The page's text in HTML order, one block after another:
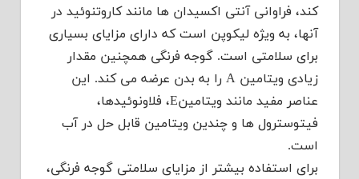
کند، فراوانی آنتی اکسیدان ها مانند کاروتنوئید در
آنها، به ویژه لیکوپن است که دارای مزایای بسیاری
برای سلامتی است. گوجه فرنگی همچنین مقدار
زیادی ویتامین A را به بدن عرضه می کند. این
عناصر مفید مانند ویتامینE، فلاونوئیدها،
فیتوسترول ها و چندین ویتامین قابل حل در آب
است.
برای استفاده بیشتر از مزایای سلامتی گوجه فرنگی،